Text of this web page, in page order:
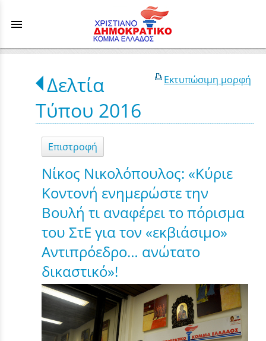
menu
Εκτυπώσιμη μορφή
Δελτία
Τύπου 2016
Επιστροφή
Νίκος Νικολόπουλος: «Κύριε
Κοντονή ενημερώστε την
Βουλή τι αναφέρει το πόρισμα
του ΣτΕ για τον «εκβιάσιμο»
Αντιπρόεδρο… ανώτατο
δικαστικό»!